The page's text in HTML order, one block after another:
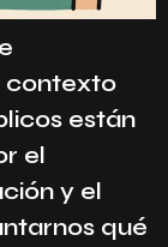
contexto
están
el
y el
qué